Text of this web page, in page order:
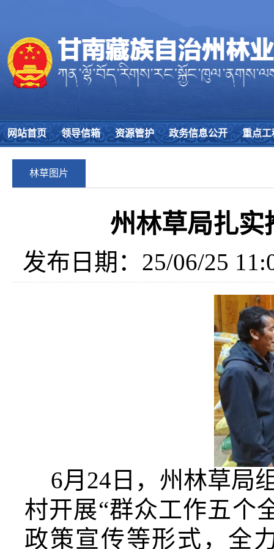
网站首页 领导信箱 资源管护 政务信息公开 重点工
林草图片
州林草局扎实
发布日期：25/06/25
6月24日，州林草局
村开展“群众工作五个
政策宣传等形式，全